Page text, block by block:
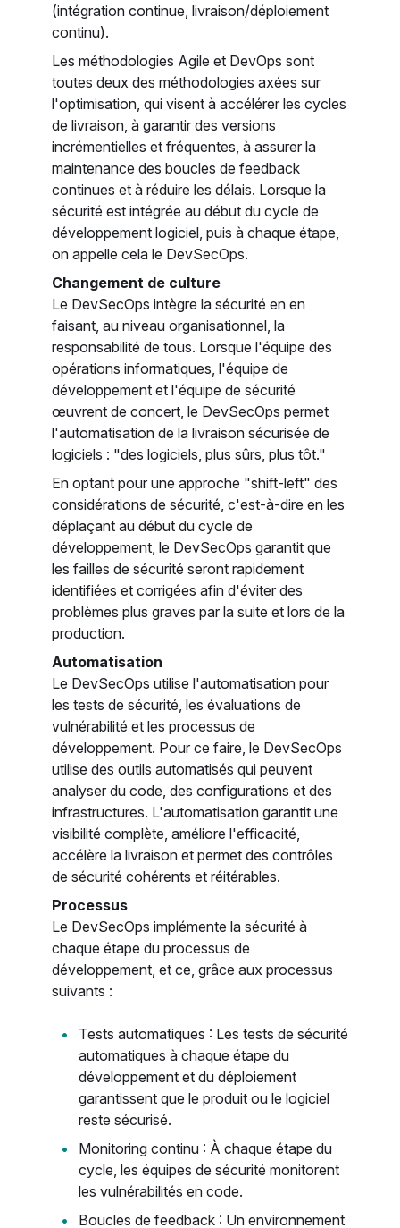
(intégration continue, livraison/déploiement
continu).
Les méthodologies Agile et DevOps sont
toutes deux des méthodologies axées sur
l'optimisation, qui visent à accélérer les cycles
de livraison, à garantir des versions
incrémentielles et fréquentes, à assurer la
maintenance des boucles de feedback
continues et à réduire les délais. Lorsque la
sécurité est intégrée au début du cycle de
développement logiciel, puis à chaque étape,
on appelle cela le DevSecOps.
Changement de culture
Le DevSecOps intègre la sécurité en en
faisant, au niveau organisationnel, la
responsabilité de tous. Lorsque l'équipe des
opérations informatiques, l'équipe de
développement et l'équipe de sécurité
œuvrent de concert, le DevSecOps permet
l'automatisation de la livraison sécurisée de
logiciels : "des logiciels, plus sûrs, plus tôt."
En optant pour une approche "shift-left" des
considérations de sécurité, c'est-à-dire en les
déplaçant au début du cycle de
développement, le DevSecOps garantit que
les failles de sécurité seront rapidement
identifiées et corrigées afin d'éviter des
problèmes plus graves par la suite et lors de la
production.
Automatisation
Le DevSecOps utilise l'automatisation pour
les tests de sécurité, les évaluations de
vulnérabilité et les processus de
développement. Pour ce faire, le DevSecOps
utilise des outils automatisés qui peuvent
analyser du code, des configurations et des
infrastructures. L'automatisation garantit une
visibilité complète, améliore l'efficacité,
accélère la livraison et permet des contrôles
de sécurité cohérents et réitérables.
Processus
Le DevSecOps implémente la sécurité à
chaque étape du processus de
développement, et ce, grâce aux processus
suivants :
Tests automatiques : Les tests de sécurité
automatiques à chaque étape du
développement et du déploiement
garantissent que le produit ou le logiciel
reste sécurisé.
Monitoring continu : À chaque étape du
cycle, les équipes de sécurité monitorent
les vulnérabilités en code.
Boucles de feedback : Un environnement